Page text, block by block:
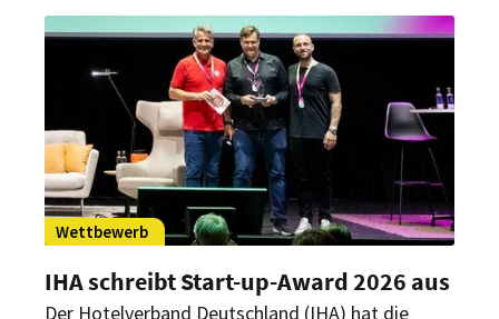
Kreativität und emotionale Erlebnisse verbinden.
Wettbewerb
IHA schreibt Start-up-Award 2026 aus
Der Hotelverband Deutschland (IHA) hat die